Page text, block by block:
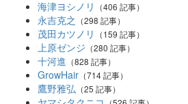
海津ヨシノリ （406 記事）
永吉克之 （298 記事）
茂田カツノリ （159 記事）
上原ゼンジ （280 記事）
十河進 （828 記事）
GrowHair （714 記事）
鷹野雅弘 （25 記事）